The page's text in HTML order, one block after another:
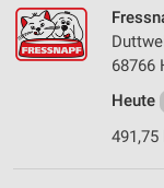
68766
Heute